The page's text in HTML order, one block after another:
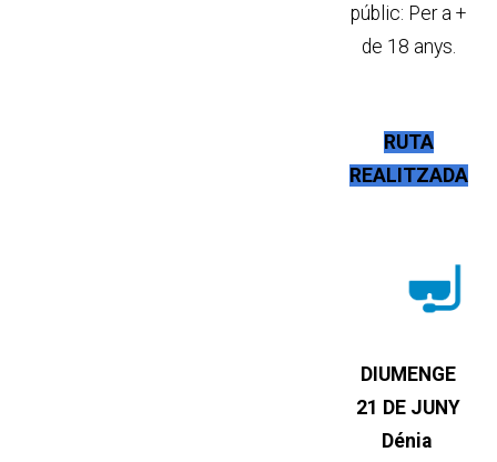
públic: Per a +
de 18 anys.
RUTA
REALITZADA
DIUMENGE
21 DE JUNY
Dénia